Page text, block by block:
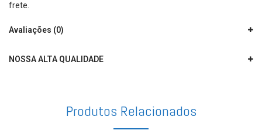
frete.
Avaliações (0)
NOSSA ALTA QUALIDADE
Produtos Relacionados